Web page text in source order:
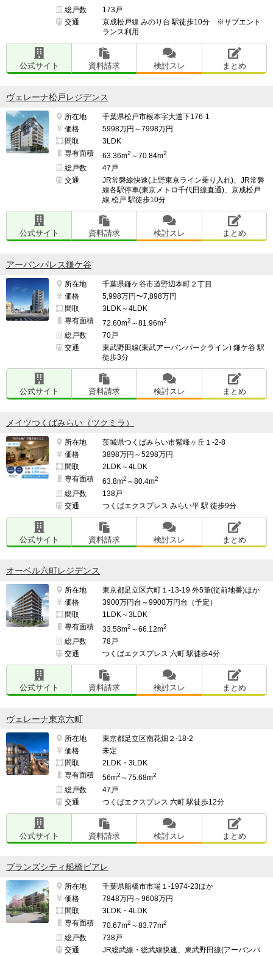
総戸数
173戸
交通
京成松戸線 みのり台 駅徒歩10分 ※サブエント
ランス利用
公式サイト 資料請求 検討スレ まとめ
ヴェレーナ松戸レジデンス
所在地
千葉県松戸市根本字大道下176-1
価格
5998万円～7998万円
間取
3LDK
専有面積
63.36m2 ～70.84m2
総戸数
47戸
交通
JR常磐線快速(上野東京ライン乗り入れ)、JR常磐
線各駅停車(東京メトロ千代田線直通)、京成松戸
線 松戸 駅徒歩10分
公式サイト 資料請求 検討スレ まとめ
アーバンパレス鎌ケ谷
所在地
千葉県鎌ケ谷市道野辺本町２丁目
価格
5,998万円〜7,898万円
間取
3LDK～4LDK
専有面積
72.60m2 ～81.96m2
総戸数
70戸
交通
東武野田線(東武アーバンパークライン) 鎌ケ谷 駅
徒歩3分
公式サイト 資料請求 検討スレ まとめ
メイツつくばみらい（ツクミラ）
所在地
茨城県つくばみらい市紫峰ヶ丘１-2-8
価格
3898万円～5298万円
間取
2LDK～4LDK
専有面積
63.8m2 ～80.4m2
総戸数
138戸
交通
つくばエクスプレス みらい平 駅 徒歩9分
公式サイト 資料請求 検討スレ まとめ
オーベル六町レジデンス
所在地
東京都足立区六町１-13-19 外5筆(従前地番)ほか
価格
3900万円台～9900万円台（予定）
間取
1LDK～3LDK
専有面積
33.58m2 ～66.12m2
総戸数
78戸
交通
つくばエクスプレス 六町 駅徒歩4分
公式サイト 資料請求 検討スレ まとめ
ヴェレーナ東京六町
所在地
東京都足立区南花畑２-18-2
価格
未定
間取
2LDK・3LDK
専有面積
56m2 ～75.68m2
総戸数
47戸
交通
つくばエクスプレス 六町 駅徒歩12分
公式サイト 資料請求 検討スレ まとめ
ブランズシティ船橋ビアレ
所在地
千葉県船橋市市場１-1974-23ほか
価格
7848万円～9608万円
間取
3LDK・4LDK
専有面積
70.67m2 ～83.77m2
総戸数
738戸
交通
JR総武線・総武線快速、東武野田線(アーバンパ